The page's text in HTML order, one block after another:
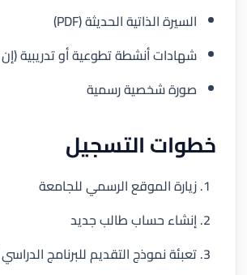
السيرة الذاتية الحديثة (PDF)
شهادات أنشطة تطوعية أو تدريبية
صورة شخصية رسمية
خطوات التسجيل
زيارة الموقع الرسمي للجامعة
إنشاء حساب طالب جديد
تعبئة نموذج التقديم للبرنامج